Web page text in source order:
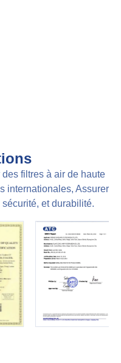
filtres à air de haute
internationales, Assurer
et durabilité.